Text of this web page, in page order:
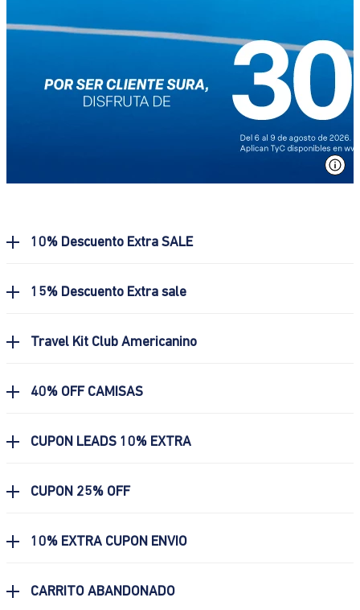
10% Descuento Extra SALE
15% Descuento Extra sale
Travel Kit Club Americanino
40% OFF CAMISAS
CUPON LEADS 10% EXTRA
CUPON 25% OFF
10% EXTRA CUPON ENVIO
CARRITO ABANDONADO